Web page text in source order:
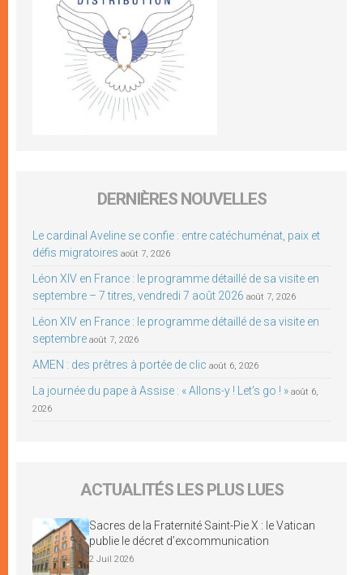
DERNIÈRES NOUVELLES
Le cardinal Aveline se confie : entre catéchuménat, paix et
défis migratoires août 7, 2026
Léon XIV en France : le programme détaillé de sa visite en
septembre – 7 titres, vendredi 7 août 2026 août 7, 2026
Léon XIV en France : le programme détaillé de sa visite en
septembre août 7, 2026
AMEN : des prêtres à portée de clic août 6, 2026
La journée du pape à Assise : « Allons-y ! Let’s go ! » août 6,
2026
ACTUALITÉS LES PLUS LUES
Sacres de la Fraternité Saint-Pie X : le Vatican
publie le décret d’excommunication
2 Juil 2026